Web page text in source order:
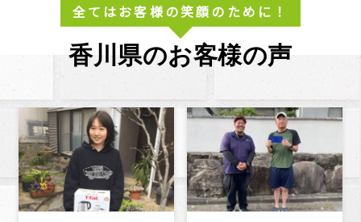
全てはお客様の笑顔のために！
香川県のお客様の声